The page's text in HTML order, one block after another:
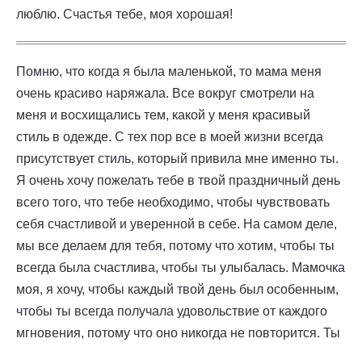
люблю. Счастья тебе, моя хорошая!
Помню, что когда я была маленькой, то мама меня
очень красиво наряжала. Все вокруг смотрели на
меня и восхищались тем, какой у меня красивый
стиль в одежде. С тех пор все в моей жизни всегда
присутствует стиль, который привила мне именно ты.
Я очень хочу пожелать тебе в твой праздничный день
всего того, что тебе необходимо, чтобы чувствовать
себя счастливой и уверенной в себе. На самом деле,
мы все делаем для тебя, потому что хотим, чтобы ты
всегда была счастлива, чтобы ты улыбалась. Мамочка
моя, я хочу, чтобы каждый твой день был особенным,
чтобы ты всегда получала удовольствие от каждого
мгновения, потому что оно никогда не повторится. Ты